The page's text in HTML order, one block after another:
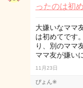
ったのは初
大嫌いなママ
は初めてです
り、別のママ
ママ友が嫌い
11月23日
ぴょん✳︎